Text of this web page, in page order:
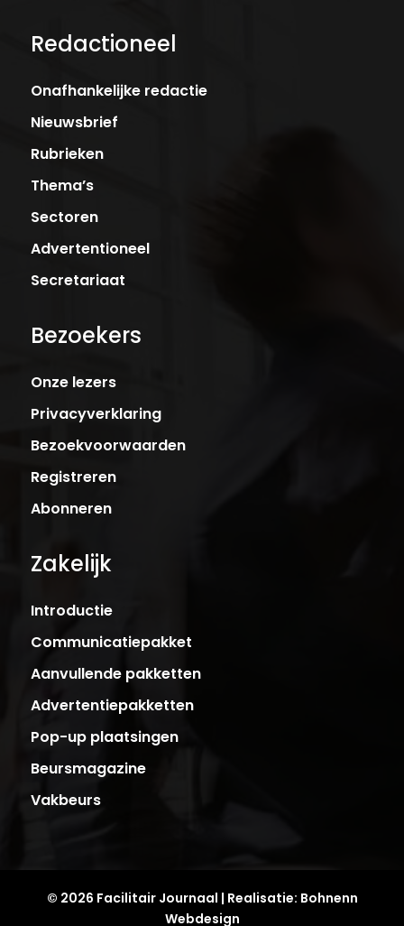
Redactioneel
Onafhankelijke redactie
Nieuwsbrief
Rubrieken
Thema’s
Sectoren
Advertentioneel
Secretariaat
Bezoekers
Onze lezers
Privacyverklaring
Bezoekvoorwaarden
Registreren
Abonneren
Zakelijk
Introductie
Communicatiepakket
Aanvullende pakketten
Advertentiepakketten
Pop-up plaatsingen
Beursmagazine
Vakbeurs
© 2026 Facilitair Journaal | Realisatie: Bohnenn
Webdesign